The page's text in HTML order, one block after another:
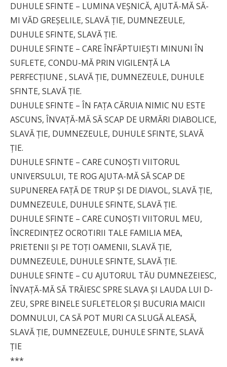
DUHULE SFINTE – LUMINA VEŞNICĂ, AJUTĂ-MĂ SĂ-
MI VĂD GREŞELILE, SLAVĂ ŢIE, DUMNEZEULE,
DUHULE SFINTE, SLAVĂ ŢIE.
DUHULE SFINTE – CARE ÎNFĂPTUIEŞTI MINUNI ÎN
SUFLETE, CONDU-MĂ PRIN VIGILENŢĂ LA
PERFECŢIUNE , SLAVĂ ŢIE, DUMNEZEULE, DUHULE
SFINTE, SLAVĂ ŢIE.
DUHULE SFINTE – ÎN FAŢA CĂRUIA NIMIC NU ESTE
ASCUNS, ÎNVAŢĂ-MĂ SĂ SCAP DE URMĂRI DIABOLICE,
SLAVĂ ŢIE, DUMNEZEULE, DUHULE SFINTE, SLAVĂ
ŢIE.
DUHULE SFINTE – CARE CUNOŞTI VIITORUL
UNIVERSULUI, TE ROG AJUTA-MĂ SĂ SCAP DE
SUPUNEREA FAŢĂ DE TRUP ŞI DE DIAVOL, SLAVĂ ŢIE,
DUMNEZEULE, DUHULE SFINTE, SLAVĂ ŢIE.
DUHULE SFINTE – CARE CUNOŞTI VIITORUL MEU,
ÎNCREDINŢEZ OCROTIRII TALE FAMILIA MEA,
PRIETENII ŞI PE TOŢI OAMENII, SLAVĂ ŢIE,
DUMNEZEULE, DUHULE SFINTE, SLAVĂ ŢIE.
DUHULE SFINTE – CU AJUTORUL TĂU DUMNEZEIESC,
ÎNVAŢĂ-MĂ SĂ TRĂIESC SPRE SLAVA ŞI LAUDA LUI D-
ZEU, SPRE BINELE SUFLETELOR ŞI BUCURIA MAICII
DOMNULUI, CA SĂ POT MURI CA SLUGĂ ALEASĂ,
SLAVĂ ŢIE, DUMNEZEULE, DUHULE SFINTE, SLAVĂ
ŢIE
***